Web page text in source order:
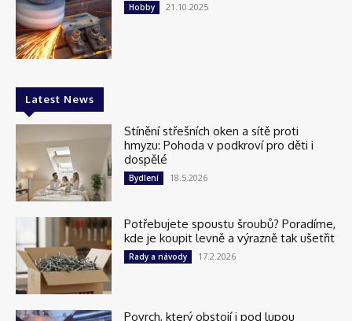
Hobby 21.10.2025
Latest News
Stínění střešních oken a sítě proti
hmyzu: Pohoda v podkroví pro děti i
dospělé
Bydlení 18.5.2026
Potřebujete spoustu šroubů? Poradíme,
kde je koupit levně a výrazně tak ušetřit
Rady a návody 17.2.2026
Povrch, který obstojí i pod lupou